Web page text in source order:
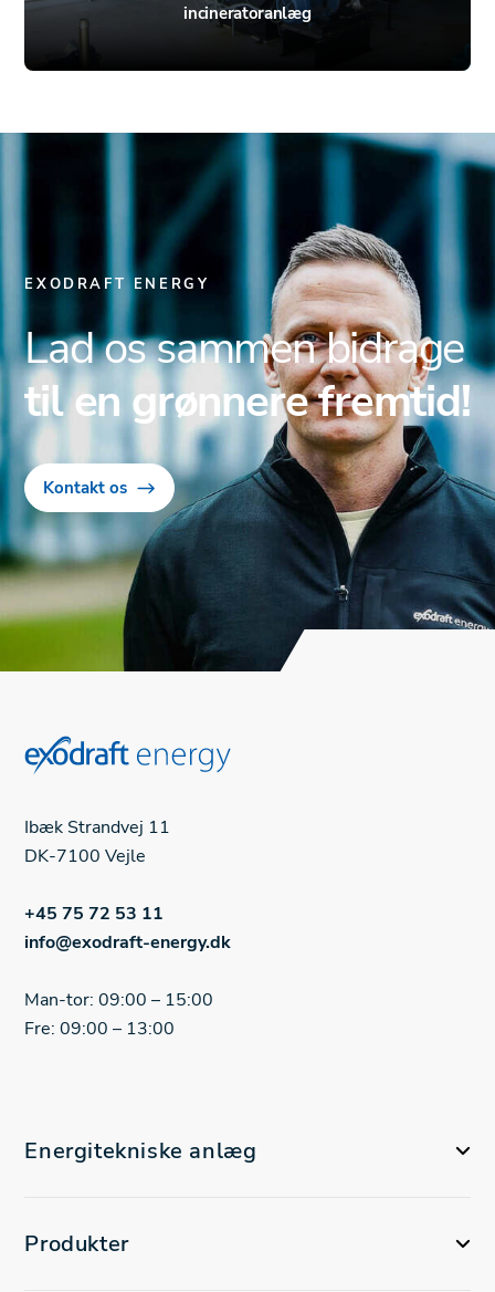
incineratoranlæg
EXODRAFT ENERGY
Lad os sammen bidrage
til en grønnere fremtid!
Kontakt os
Ibæk Strandvej 11
DK-7100 Vejle
+45 75 72 53 11
info@exodraft-energy.dk
Man-tor: 09:00 – 15:00
Fre: 09:00 – 13:00
Energitekniske anlæg
Produkter